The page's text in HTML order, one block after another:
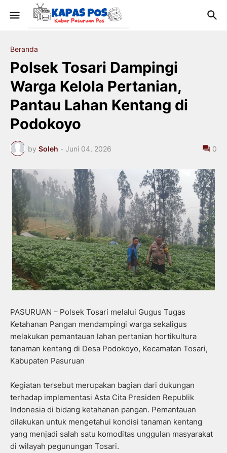
Beranda
Polsek Tosari Dampingi
Warga Kelola Pertanian,
Pantau Lahan Kentang di
Podokoyo
by Soleh - Juni 04, 2026 0
PASURUAN – Polsek Tosari melalui Gugus Tugas
Ketahanan Pangan mendampingi warga sekaligus
melakukan pemantauan lahan pertanian hortikultura
tanaman kentang di Desa Podokoyo, Kecamatan Tosari,
Kabupaten Pasuruan
Kegiatan tersebut merupakan bagian dari dukungan
terhadap implementasi Asta Cita Presiden Republik
Indonesia di bidang ketahanan pangan. Pemantauan
dilakukan untuk mengetahui kondisi tanaman kentang
yang menjadi salah satu komoditas unggulan masyarakat
di wilayah pegunungan Tosari.